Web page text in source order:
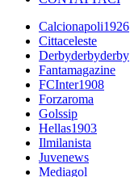
Calcionapoli1926
Cittaceleste
Derbyderbyderby
Fantamagazine
FCInter1908
Forzaroma
Golssip
Hellas1903
Ilmilanista
Juvenews
Mediagol